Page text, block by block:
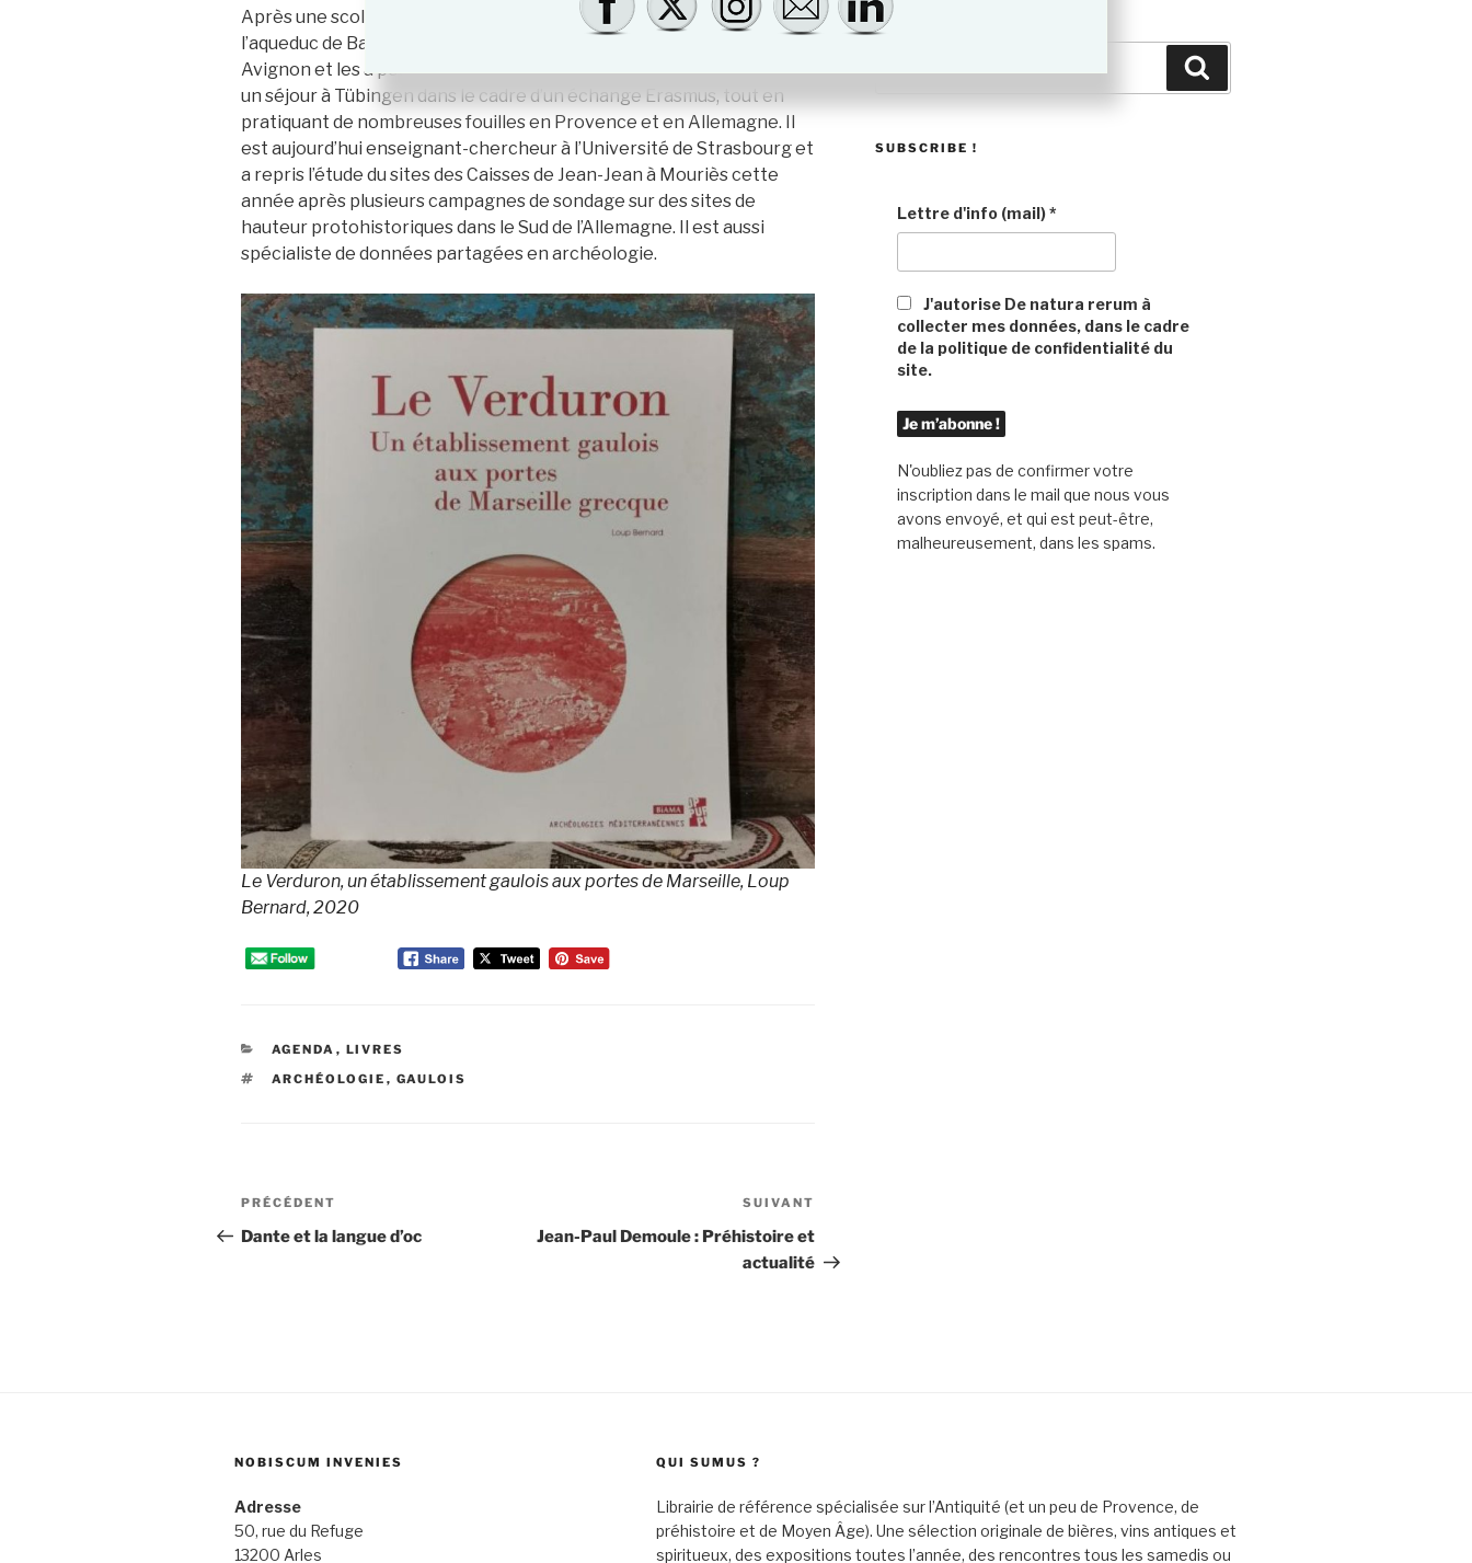
Après une scolarité à Arles qui fut l’occasion de premières fouilles sur
l’aqueduc de Barbegal, Loup Bernard a commencé ses études à
Avignon et les a poursuivies à Aix-en-Provence jusqu’à la thèse avec
un séjour à Tübingen dans le cadre d’un échange Erasmus, tout en
pratiquant de nombreuses fouilles en Provence et en Allemagne. Il
est aujourd’hui enseignant-chercheur à l’Université de Strasbourg et
a repris l’étude du sites des Caisses de Jean-Jean à Mouriès cette
année après plusieurs campagnes de sondage sur des sites de
hauteur protohistoriques dans le Sud de l’Allemagne. Il est aussi
spécialiste de données partagées en archéologie.
Le Verduron, un établissement gaulois aux portes de Marseille, Loup
Bernard, 2020
CATÉGORIES
AGENDA , LIVRES
ÉTIQUETTES
ARCHÉOLOGIE , GAULOIS
Navigation
de
Article
précédent
PRÉCÉDENT
Dante et la langue d’oc
suivant
SUIVANT
Jean-Paul Demoule : Préhistoire et
actualité
QUAERERE
pour
SUBSCRIBE !
Lettre d'info (mail)*
J'autorise De natura rerum à
collecter mes données, dans le cadre
de la politique de confidentialité du
site.
N'oubliez pas de confirmer votre
inscription dans le mail que nous vous
avons envoyé, et qui est peut-être,
malheureusement, dans les spams.
NOBISCUM INVENIES
Adresse
50, rue du Refuge
13200 Arles
QUI SUMUS ?
Librairie de référence spécialisée sur l’Antiquité (et un peu de Provence, de
préhistoire et de Moyen Âge). Une sélection originale de bières, vins antiques et
spiritueux, des expositions toutes l’année, des rencontres tous les samedis ou